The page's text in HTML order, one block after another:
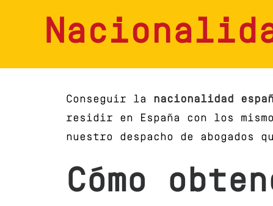
Conseguir la nacionalidad
residir en España con los
nuestro despacho de abogados
Cómo